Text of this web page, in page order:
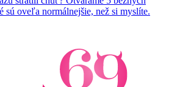
sú oveľa normálnejšie, než si myslíte.